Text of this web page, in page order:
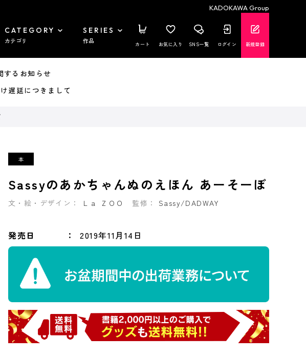
KADOKAWA Group
CATEGORY
カテゴリ
SERIES
作品 カート お気に入り SNS一覧 ログイン 新規登録
るお知らせ
遅延につきまして
Sassyのあかちゃんぬのえほん あーそーぼ
文・絵・デザイン： Ｌａ ＺＯＯ 監修： Sassy/DADWAY
発売日 2019年11月14日